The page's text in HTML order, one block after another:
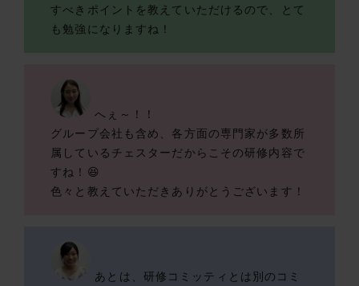
すべきポイントを教えていただけるので、とて
も勉強になりますね！
へぇ～！！
グループ会社も含め、各方面の専門家が多数所
属しているチェスターだからこその研修内容で
すね！😆
色々と教えていただきありがとうございます！
あとは、研修コミッティとは別のコミ